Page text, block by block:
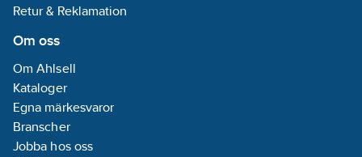
Retur & Reklamation
Om oss
Om Ahlsell
Kataloger
Egna märkesvaror
Branscher
Jobba hos oss